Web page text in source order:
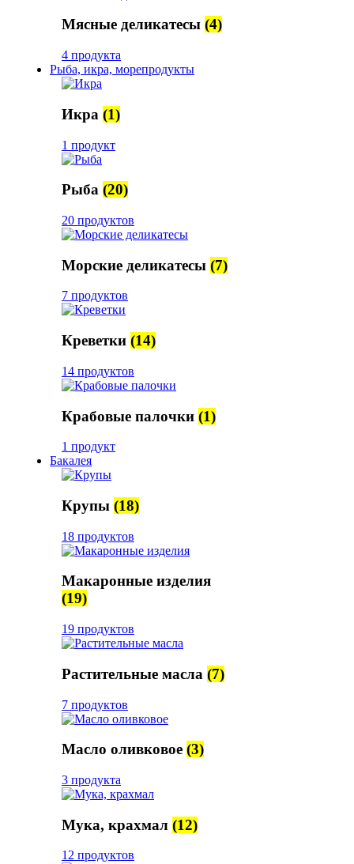
Мясные деликатесы (4)
4 продукта
Рыба, икра, морепродукты
Икра (1)
1 продукт
Рыба (20)
20 продуктов
Морские деликатесы (7)
7 продуктов
Креветки (14)
14 продуктов
Крабовые палочки (1)
1 продукт
Бакалея
Крупы (18)
18 продуктов
Макаронные изделия
(19)
19 продуктов
Растительные масла (7)
7 продуктов
Масло оливковое (3)
3 продукта
Мука, крахмал (12)
12 продуктов